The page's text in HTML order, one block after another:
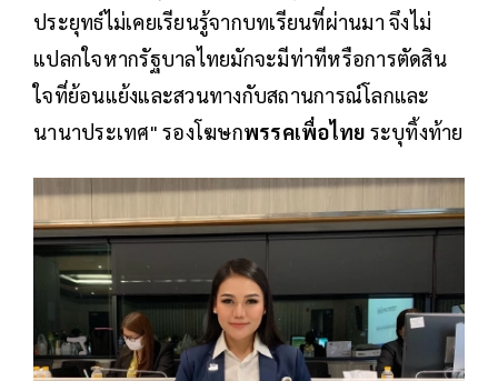
ประยุทธ์ไม่เคยเรียนรู้จากบทเรียนที่ผ่านมา จึงไม่
แปลกใจหากรัฐบาลไทยมักจะมีท่าทีหรือการตัดสิน
ใจที่ย้อนแย้งและสวนทางกับสถานการณ์โลกและ
นานาประเทศ" รองโฆษกพรรคเพื่อไทย ระบุทิ้งท้าย